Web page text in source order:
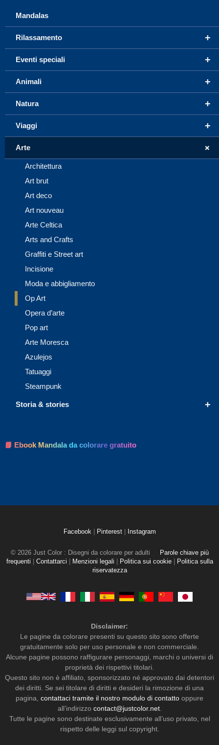
Mandalas
+
Rilassamento
+
Eventi speciali
+
Animali
+
Natura
+
Viaggi
+
Arte
Architettura
Art brut
Art deco
Art nouveau
Arte Celtica
Arts and Crafts
Graffiti e Street art
Incisione
Moda e abbigliamento
Op Art
Opera d’arte
Pop art
Arte Moresca
Azulejos
Tatuaggi
Steampunk
+
Storia & stories
📘 Ebook Mandala da colorare gratuito
Facebook Pinterest Instagram
© 2026 Just Color : Disegni da colorare per adulti
Parole chiave più
frequenti
Contattarci Menzioni legali Politica sui cookie
Politica sulla
riservatezza
Disclaimer:
Le pagine da colorare presenti su questo sito sono offerte
gratuitamente solo per uso personale e non commerciale.
Alcune pagine possono raffigurare personaggi, marchi o universi di
proprietà dei rispettivi titolari.
Questo sito non è affiliato, sponsorizzato né approvato dai detentori
dei diritti. Se sei titolare di diritti e desideri la rimozione di una
pagina, contattaci tramite il nostro modulo di contatto oppure
all’indirizzo contact@justcolor.net.
Tutte le pagine sono destinate esclusivamente all’uso privato, nel
rispetto delle leggi sul copyright.